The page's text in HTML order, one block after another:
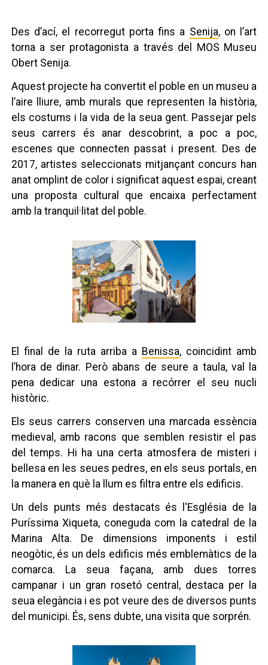
Des d’ací, el recorregut porta fins a Senija, on l’art
torna a ser protagonista a través del MOS Museu
Obert Senija.
Aquest projecte ha convertit el poble en un museu a
l’aire lliure, amb murals que representen la història,
els costums i la vida de la seua gent. Passejar pels
seus carrers és anar descobrint, a poc a poc,
escenes que connecten passat i present. Des de
2017, artistes seleccionats mitjançant concurs han
anat omplint de color i significat aquest espai, creant
una proposta cultural que encaixa perfectament
amb la tranquil·litat del poble.
El final de la ruta arriba a Benissa, coincidint amb
l’hora de dinar. Però abans de seure a taula, val la
pena dedicar una estona a recórrer el seu nucli
històric.
Els seus carrers conserven una marcada essència
medieval, amb racons que semblen resistir el pas
del temps. Hi ha una certa atmosfera de misteri i
bellesa en les seues pedres, en els seus portals, en
la manera en què la llum es filtra entre els edificis.
Un dels punts més destacats és l'Església de la
Puríssima Xiqueta, coneguda com la catedral de la
Marina Alta. De dimensions imponents i estil
neogòtic, és un dels edificis més emblemàtics de la
comarca. La seua façana, amb dues torres
campanar i un gran rosetó central, destaca per la
seua elegància i es pot veure des de diversos punts
del municipi. És, sens dubte, una visita que sorprén.